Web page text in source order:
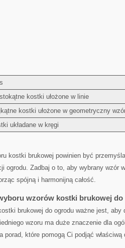
kostki ułożone‍ w linie
kostki ⁣ułożone w ⁢geometryczny
układane w kręgi
kostki brukowej powinien ​być
⁤ogrodu. Zadbaj o to, aby wybrany ⁢wzór
⁣spójną ⁣i harmonijną całość.
wzorów kostki ⁤brukowej
brukowej do ogrodu ważne jest,
wzoru ma duże ‌znaczenie dla
porad, które pomogą ​Ci podjąć właściwą